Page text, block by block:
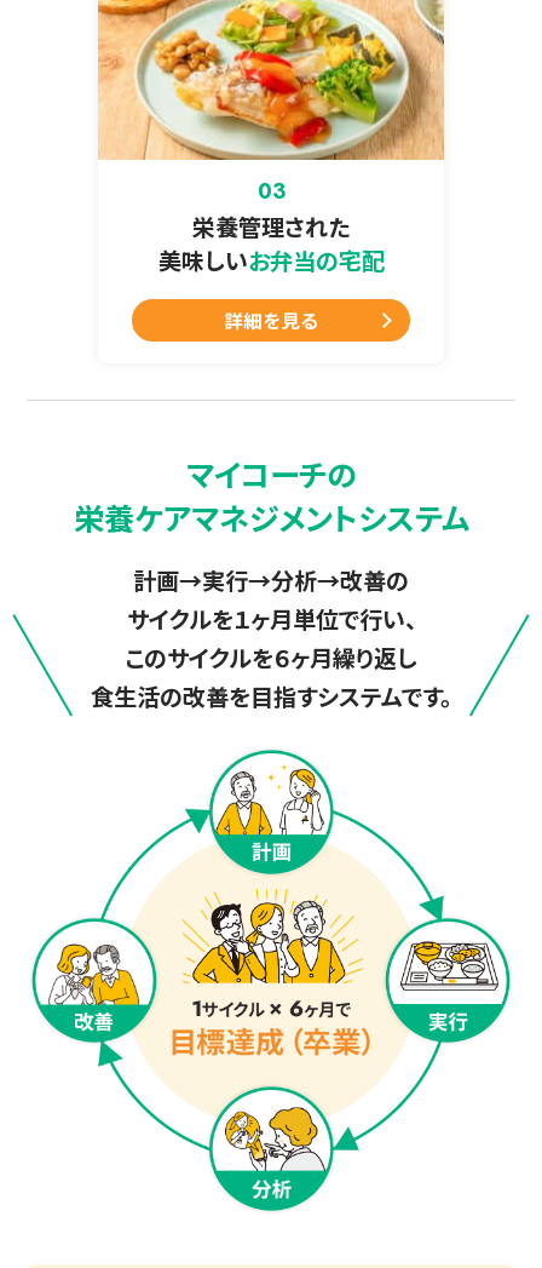
栄養管理された
美味しいお弁当の宅配
詳細を見る
マイコーチの
栄養ケアマネジメントシステム
計画→実行→分析→改善の
サイクルを１ヶ月単位で行い、
このサイクルを６ヶ月繰り返し
食生活の改善を目指すシステムです。